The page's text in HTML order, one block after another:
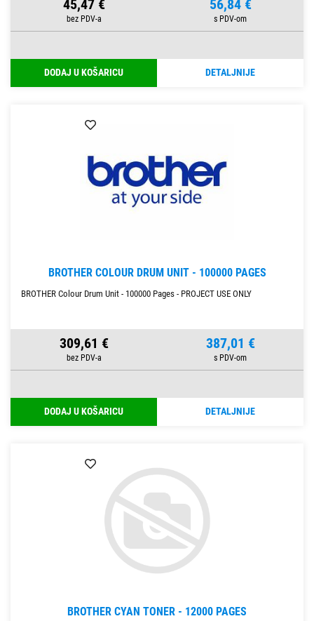
45,47 € 56,84 €
DODAJ U KOŠARICU DETALJNIJE
BROTHER COLOUR DRUM UNIT - 100000 PAGES
BROTHER Colour Drum Unit - 100000 Pages - PROJECT USE ONLY
309,61 € 387,01 €
DODAJ U KOŠARICU DETALJNIJE
BROTHER CYAN TONER - 12000 PAGES